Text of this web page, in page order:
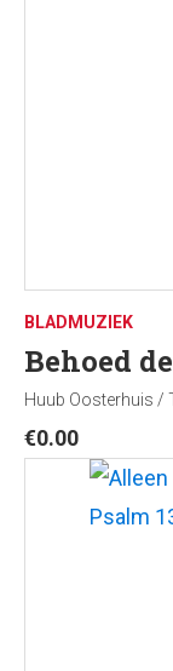
BLADMUZIEK
Behoed
Huub Oosterhuis /
€0.00